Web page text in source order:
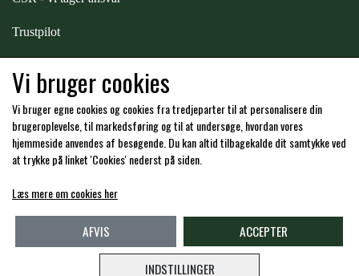
TKO
WAHLSTEN
WALSH
Trustpilot
Hos os kan du betale med:
Vi bruger cookies
Vi bruger egne cookies og cookies fra tredjeparter til at personalisere din
brugeroplevelse, til markedsføring og til at undersøge, hvordan vores
hjemmeside anvendes af besøgende. Du kan altid tilbagekalde dit samtykke ved
at trykke på linket 'Cookies' nederst på siden.
Læs mere om cookies her
INDSTILLINGER
AFVIS ACCEPTER